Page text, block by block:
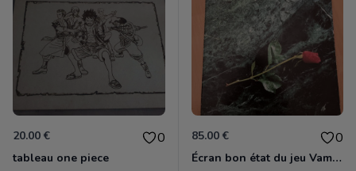
20.00 € 0
tableau one piece
85.00 € 0
Écran bon état du jeu Vampire et livre de règles « la mascarade » état d’usage